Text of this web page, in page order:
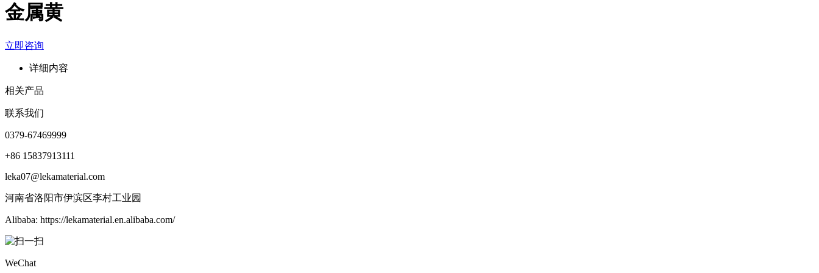
金属黄
立即咨询
详细内容
相关产品
联系我们
0379-67469999
+86 15837913111
leka07@lekamaterial.com
河南省洛阳市伊滨区李村工业园
Alibaba: https://lekamaterial.en.alibaba.com/
WeChat